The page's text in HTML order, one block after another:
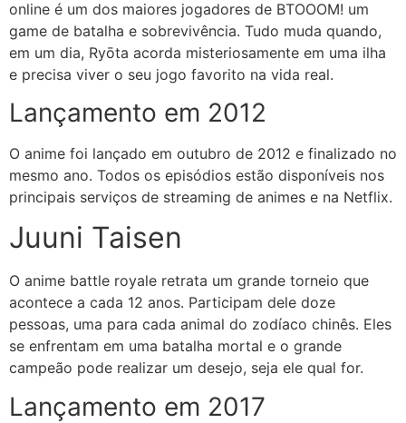
online é um dos maiores jogadores de BTOOOM! um
game de batalha e sobrevivência. Tudo muda quando,
em um dia, Ryōta acorda misteriosamente em uma ilha
e precisa viver o seu jogo favorito na vida real.
Lançamento em 2012
O anime foi lançado em outubro de 2012 e finalizado no
mesmo ano. Todos os episódios estão disponíveis nos
principais serviços de streaming de animes e na Netflix.
Juuni Taisen
O anime battle royale retrata um grande torneio que
acontece a cada 12 anos. Participam dele doze
pessoas, uma para cada animal do zodíaco chinês. Eles
se enfrentam em uma batalha mortal e o grande
campeão pode realizar um desejo, seja ele qual for.
Lançamento em 2017